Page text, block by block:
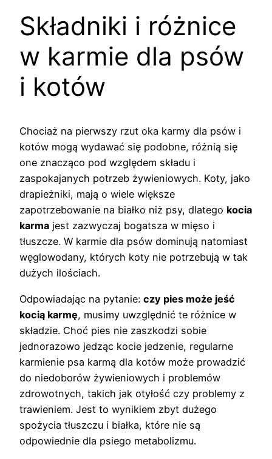
Składniki i różnice
w karmie dla psów
i kotów
Chociaż na pierwszy rzut oka karmy dla psów i
kotów mogą wydawać się podobne, różnią się
one znacząco pod względem składu i
zaspokajanych potrzeb żywieniowych. Koty, jako
drapieżniki, mają o wiele większe
zapotrzebowanie na białko niż psy, dlatego kocia
karma jest zazwyczaj bogatsza w mięso i
tłuszcze. W karmie dla psów dominują natomiast
węglowodany, których koty nie potrzebują w tak
dużych ilościach.
Odpowiadając na pytanie: czy pies może jeść
kocią karmę, musimy uwzględnić te różnice w
składzie. Choć pies nie zaszkodzi sobie
jednorazowo jedząc kocie jedzenie, regularne
karmienie psa karmą dla kotów może prowadzić
do niedoborów żywieniowych i problemów
zdrowotnych, takich jak otyłość czy problemy z
trawieniem. Jest to wynikiem zbyt dużego
spożycia tłuszczu i białka, które nie są
odpowiednie dla psiego metabolizmu.